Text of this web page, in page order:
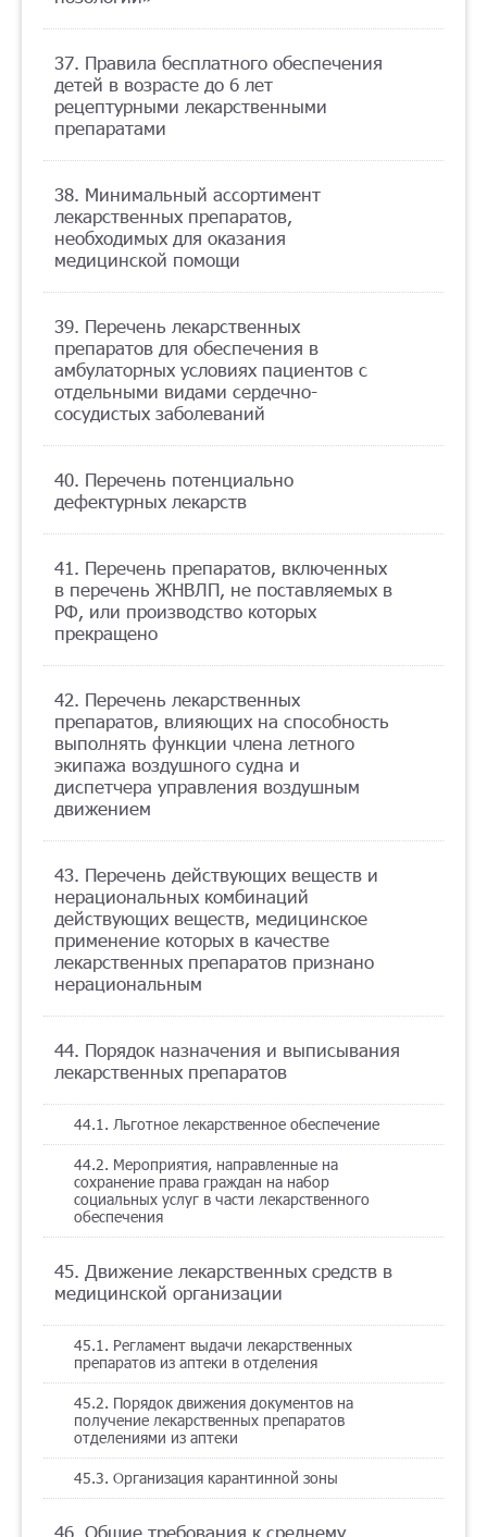
37. Правила бесплатного обеспечения
детей в возрасте до 6 лет
рецептурными лекарственными
препаратами
38. Минимальный ассортимент
лекарственных препаратов,
необходимых для оказания
медицинской помощи
39. Перечень лекарственных
препаратов для обеспечения в
амбулаторных условиях пациентов с
отдельными видами сердечно-
сосудистых заболеваний
40. Перечень потенциально
дефектурных лекарств
41. Перечень препаратов, включенных
в перечень ЖНВЛП, не поставляемых в
РФ, или производство которых
прекращено
42. Перечень лекарственных
препаратов, влияющих на способность
выполнять функции члена летного
экипажа воздушного судна и
диспетчера управления воздушным
движением
43. Перечень действующих веществ и
нерациональных комбинаций
действующих веществ, медицинское
применение которых в качестве
лекарственных препаратов признано
нерациональным
44. Порядок назначения и выписывания
лекарственных препаратов
44.1. Льготное лекарственное обеспечение
44.2. Мероприятия, направленные на
сохранение права граждан на набор
социальных услуг в части лекарственного
обеспечения
45. Движение лекарственных средств в
медицинской организации
45.1. Регламент выдачи лекарственных
препаратов из аптеки в отделения
45.2. Порядок движения документов на
получение лекарственных препаратов
отделениями из аптеки
45.3. Организация карантинной зоны
46. Общие требования к среднему